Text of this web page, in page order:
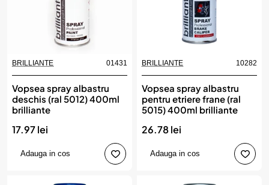
BRILLIANTE 01431
Vopsea spray albastru
deschis (ral 5012) 400ml
brilliante
17.97 lei
Adauga in cos
BRILLIANTE 10282
Vopsea spray albastru
pentru etriere frane (ral
5015) 400ml brilliante
26.78 lei
Adauga in cos